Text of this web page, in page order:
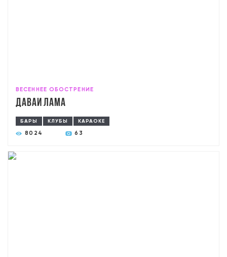
ВЕСЕННЕЕ ОБОСТРЕНИЕ
Давай лама
БАРЫ КЛУБЫ КАРАОКЕ
8024 63